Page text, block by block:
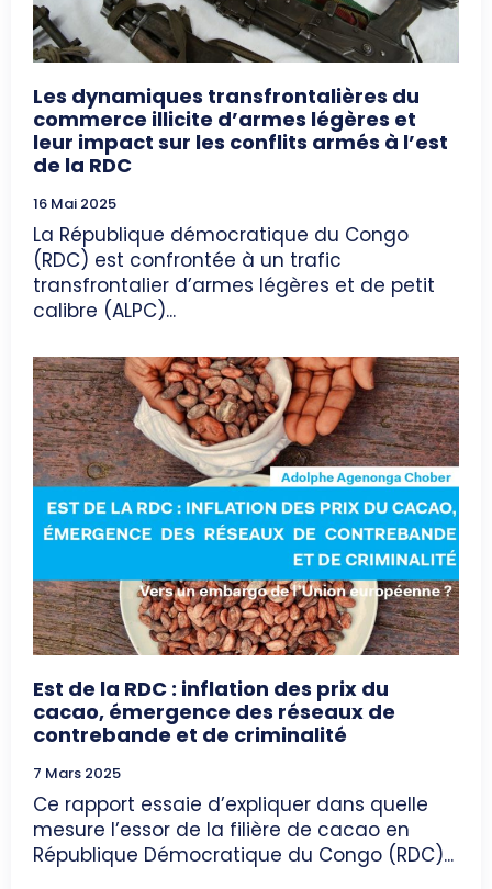
Les dynamiques transfrontalières du
commerce illicite d’armes légères et
leur impact sur les conflits armés à l’est
de la RDC
16 Mai 2025
La République démocratique du Congo
(RDC) est confrontée à un trafic
transfrontalier d’armes légères et de petit
calibre (ALPC)...
Est de la RDC : inflation des prix du
cacao, émergence des réseaux de
contrebande et de criminalité
7 Mars 2025
Ce rapport essaie d’expliquer dans quelle
mesure l’essor de la filière de cacao en
République Démocratique du Congo (RDC)...